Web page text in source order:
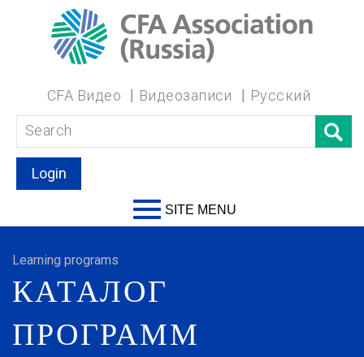
CFA Видео Видеозаписи Русский
Login
SITE MENU
Learning programs
КАТАЛОГ
ПРОГРАММ